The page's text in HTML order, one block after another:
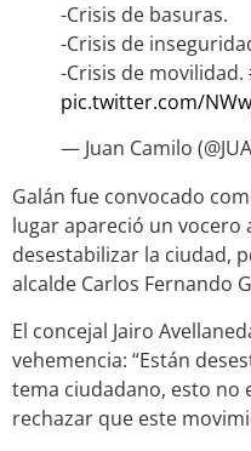
-Crisis de basuras.
-Crisis de
-Crisis de movilidad.
pic.twitter.com/
— Juan Camilo
Galán fue convocado
lugar apareció un vocero
desestabilizar la ciudad,
alcalde Carlos Fernando
El concejal Jairo
vehemencia: “Están
tema ciudadano, esto no
rechazar que este